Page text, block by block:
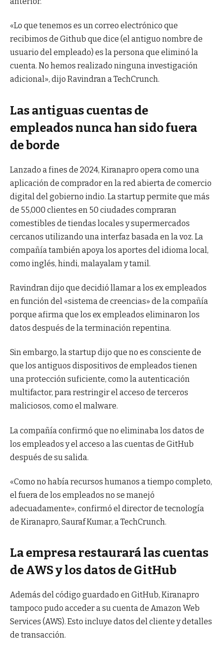
«Lo que tenemos es un correo electrónico que
recibimos de Github que dice (el antiguo nombre de
usuario del empleado) es la persona que eliminó la
cuenta. No hemos realizado ninguna investigación
adicional», dijo Ravindran a TechCrunch.
Las antiguas cuentas de
empleados nunca han sido fuera
de borde
Lanzado a fines de 2024, Kiranapro opera como una
aplicación de comprador en la red abierta de comercio
digital del gobierno indio. La startup permite que más
de 55,000 clientes en 50 ciudades compraran
comestibles de tiendas locales y supermercados
cercanos utilizando una interfaz basada en la voz. La
compañía también apoya los aportes del idioma local,
como inglés, hindi, malayalam y tamil.
Ravindran dijo que decidió llamar a los ex empleados
en función del «sistema de creencias» de la compañía
porque afirma que los ex empleados eliminaron los
datos después de la terminación repentina.
Sin embargo, la startup dijo que no es consciente de
que los antiguos dispositivos de empleados tienen
una protección suficiente, como la autenticación
multifactor, para restringir el acceso de terceros
maliciosos, como el malware.
La compañía confirmó que no eliminaba los datos de
los empleados y el acceso a las cuentas de GitHub
después de su salida.
«Como no había recursos humanos a tiempo completo,
el fuera de los empleados no se manejó
adecuadamente», confirmó el director de tecnología
de Kiranapro, Sauraf Kumar, a TechCrunch.
La empresa restaurará las cuentas
de AWS y los datos de GitHub
Además del código guardado en GitHub, Kiranapro
tampoco pudo acceder a su cuenta de Amazon Web
Services (AWS). Esto incluye datos del cliente y detalles
de transacción.